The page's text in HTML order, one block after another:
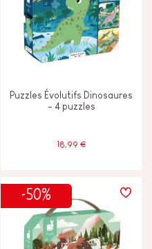
Puzzles Évolutifs Dinosaures
- 4 puzzles
18,99 €
-50%